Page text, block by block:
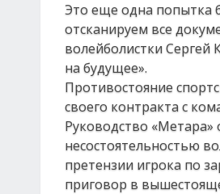
Это еще одна попытка
отсканируем все
волейболистки
на будущее».
Противостояние
своего контракта с
Руководство
несостоятельностью
претензии игрока по
приговор в